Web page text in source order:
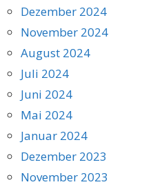
Dezember 2024
November 2024
August 2024
Juli 2024
Juni 2024
Mai 2024
Januar 2024
Dezember 2023
November 2023